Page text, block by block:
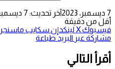
7 ديسمبر، 2023
آخر تحديث: 7 ديسمبر، 2023
أقل من دقيقة
فيسبوك‫Xلينكدإن سكايب ماسنجر
مشاركة عبر البريد طباعة
أقرأ التالي